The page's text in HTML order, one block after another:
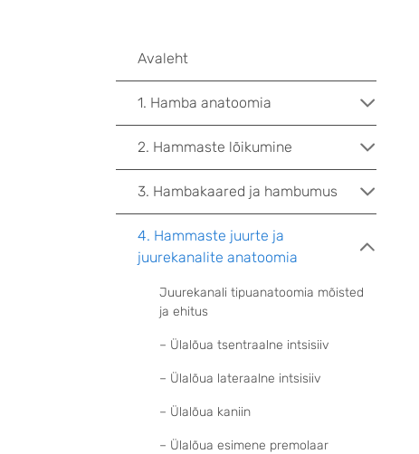
Avaleht
1. Hamba anatoomia
2. Hammaste lõikumine
3. Hambakaared ja hambumus
4. Hammaste juurte ja
juurekanalite anatoomia
Juurekanali tipuanatoomia mõisted
ja ehitus
– Ülalõua tsentraalne intsisiiv
– Ülalõua lateraalne intsisiiv
– Ülalõua kaniin
– Ülalõua esimene premolaar